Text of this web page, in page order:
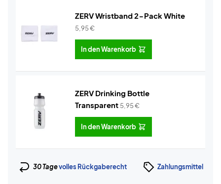
ZERV Wristband 2-Pack White
5,95€
In den Warenkorb
ZERV Drinking Bottle
Transparent 5,95€
In den Warenkorb
30 Tagevolles Rückgaberecht Zahlungsmittel